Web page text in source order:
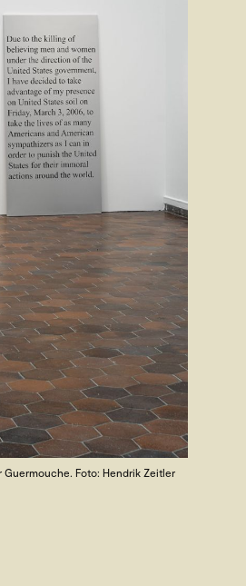
Foto: Hendrik Zeitler